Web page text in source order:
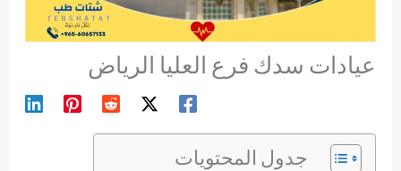
عيادات سدك فرع العليا الرياض
جدول المحتويات